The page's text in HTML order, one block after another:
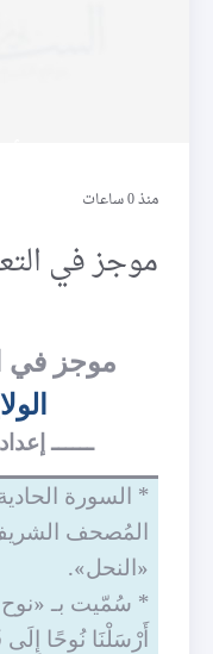
منذ 0 ساعات
موجز في
موجز في
ــــــ
* السورة
المُصحف
«النحل».
* سُمّيت بـ
أَرْسَلْنَا نُوحًا